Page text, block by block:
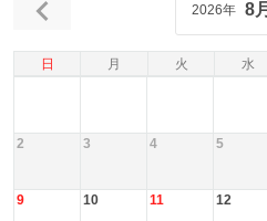
日 月 火 水
2026年 8月
2 3 4 5
9 10 11 12